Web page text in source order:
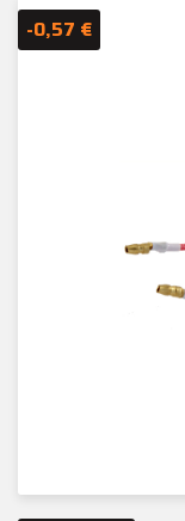
-0,57 €